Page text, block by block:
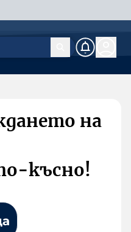
на
късно!